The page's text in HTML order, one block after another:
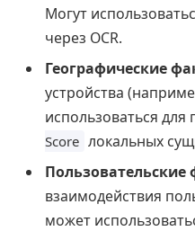
Могут
через OCR.
Географические
устройства
использоваться
Score локальных
Пользовательские
взаимодействия
может